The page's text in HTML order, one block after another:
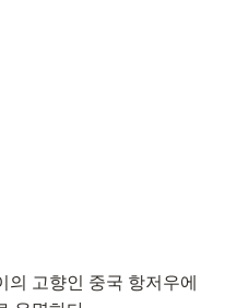
의 고향인 중국 항저우에